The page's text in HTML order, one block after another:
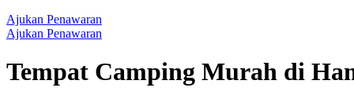
Ajukan Penawaran
Ajukan Penawaran
Tempat Camping Murah di